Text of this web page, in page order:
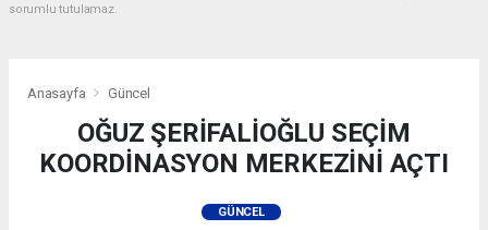
sorumlu tutulamaz.
Anasayfa Güncel
OĞUZ ŞERİFALİOĞLU SEÇİM
KOORDİNASYON MERKEZİNİ AÇTI
GÜNCEL